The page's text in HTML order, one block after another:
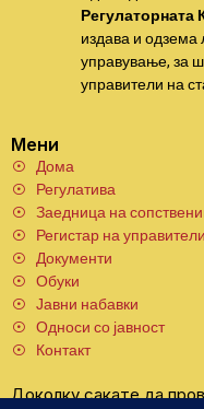
издава и
управување, за
управители на
Мени
Дома
Регулатива
Заедница на
Регистар на управители
Документи
Обуки
Јавни набавки
Односи со јавност
Контакт
Доколку сакате да